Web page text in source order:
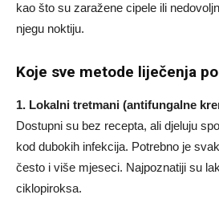
kao što su zaražene cipele ili
njegu noktiju.
Koje sve metode liječenja
1. Lokalni tretmani (antifungalne
Dostupni su bez recepta, ali djeluju
kod dubokih infekcija. Potrebno je
često i više mjeseci. Najpoznatiji su
ciklopiroksa.